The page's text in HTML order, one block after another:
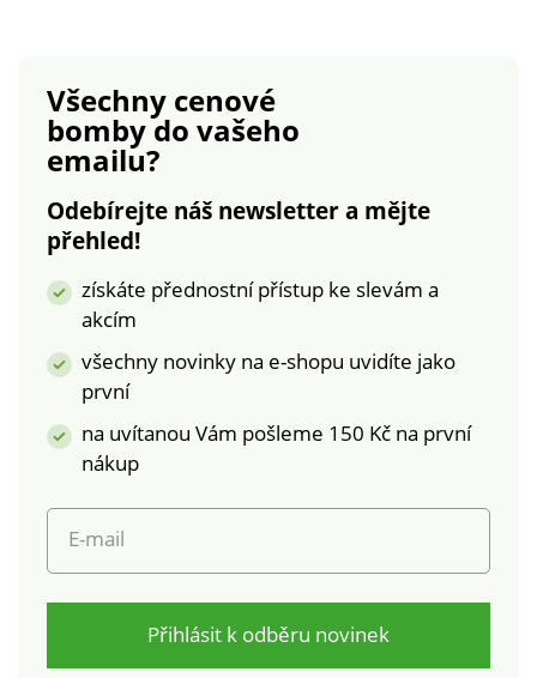
Všechny cenové
bombydo vašeho
emailu?
Odebírejte náš newsletter a mějte
přehled!
získáte přednostní přístup ke slevám a
akcím
všechny novinky na e-shopu uvidíte jako
první
na uvítanou Vám pošleme 150 Kč na první
nákup
E-mail
Přihlásit k odběru novinek